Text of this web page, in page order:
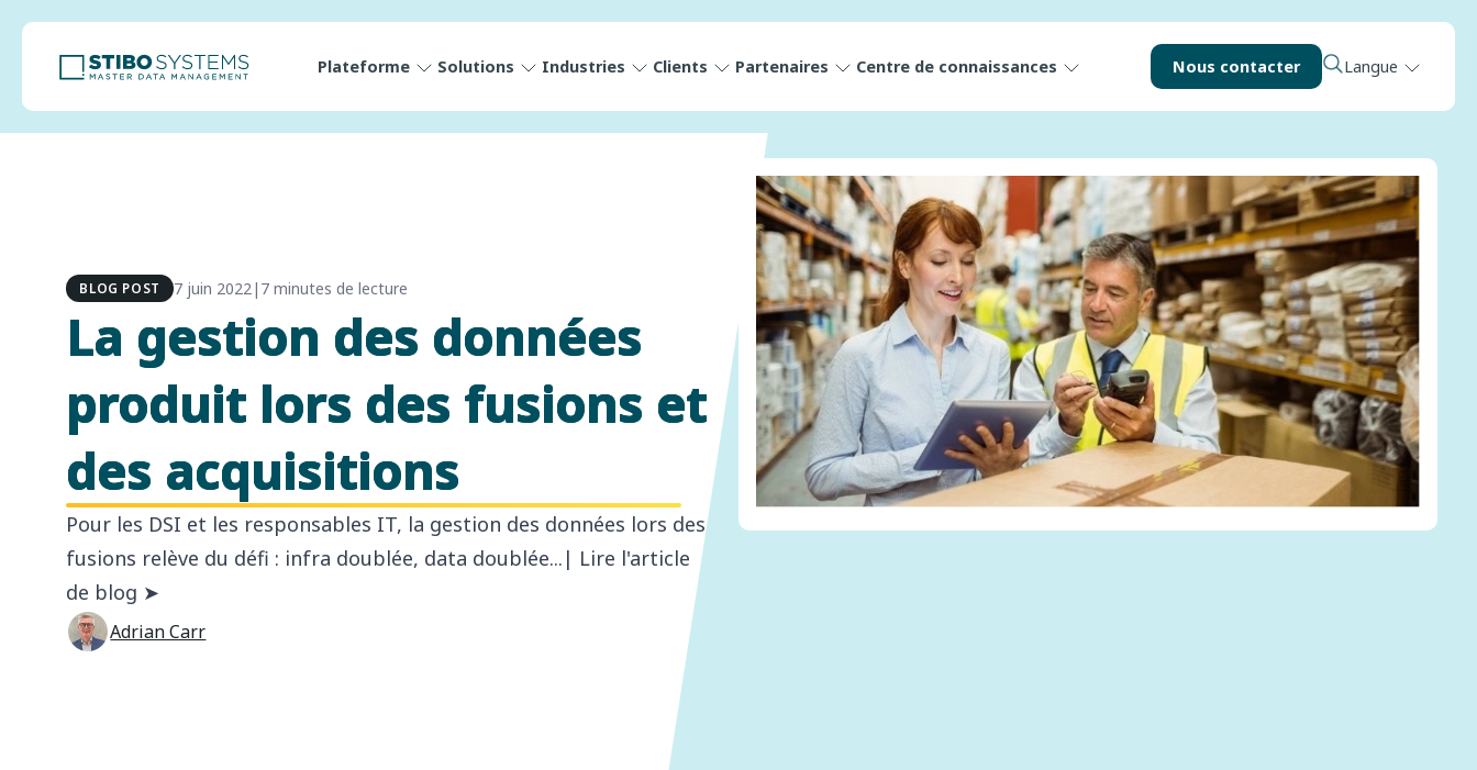
Plateforme Solutions Industries Clients Partenaires Centre de connaissances Nous contacter Langue
BLOG POST 7 juin 2022| 7 minutes de lecture
La gestion des données
produit lors des fusions et
des acquisitions
Pour les DSI et les responsables IT, la gestion des données lors des
fusions relève du défi : infra doublée, data doublée...| Lire l'article
de blog ➤
Adrian Carr